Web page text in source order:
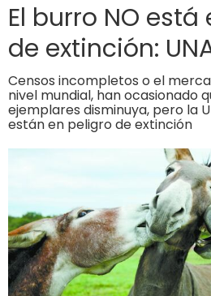
El burro NO
de extinción:
Censos incompletos o el
nivel mundial, han ocasionado
ejemplares disminuya, pero la
están en peligro de extinción